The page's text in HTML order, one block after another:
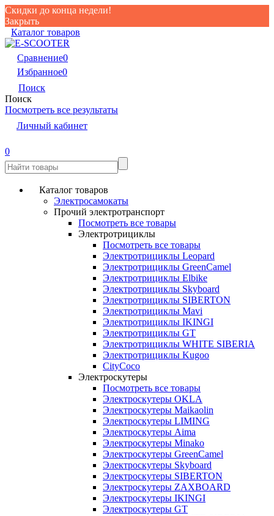
Скидки до конца недели!
Закрыть
Каталог товаров
Сравнение0
Избранное0
Поиск
Поиск
Посмотреть все результаты
Личный кабинет
0
Каталог товаров
Электросамокаты
Прочий электротранспорт
Посмотреть все товары
Электротрициклы
Посмотреть все товары
Электротрициклы Leopard
Электротрициклы GreenCamel
Электротрициклы Elbike
Электротрициклы Skyboard
Электротрициклы SIBERTON
Электротрициклы Mavi
Электротрициклы IKINGI
Электротрициклы GT
Электротрициклы WHITE SIBERIA
Электротрициклы Kugoo
CityCoco
Электроскутеры
Посмотреть все товары
Электроскутеры OKLA
Электроскутеры Maikaolin
Электроскутеры LIMING
Электроскутеры Aima
Электроскутеры Minako
Электроскутеры GreenCamel
Электроскутеры Skyboard
Электроскутеры SIBERTON
Электроскутеры ZAXBOARD
Электроскутеры IKINGI
Электроскутеры GT